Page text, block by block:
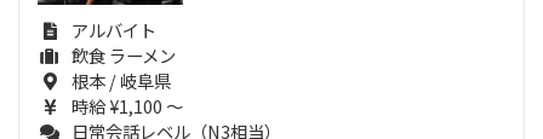
アルバイト
飲食 ラーメン
根本 / 岐阜県
時給 ¥1,100 ～
日常会話レベル（N3相当）